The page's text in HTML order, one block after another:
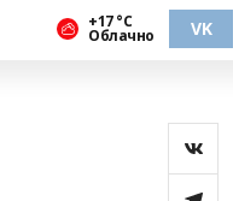
+17 °С
Облачно VK